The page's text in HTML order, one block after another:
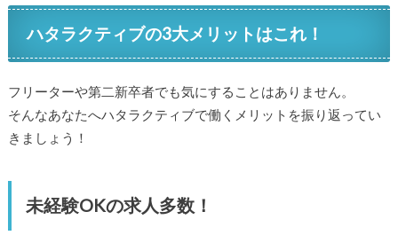
ハタラクティブの3大メリットはこれ！
フリーターや第二新卒者でも気にすることはありません。
そんなあなたへハタラクティブで働くメリットを振り返ってい
きましょう！
未経験OKの求人多数！